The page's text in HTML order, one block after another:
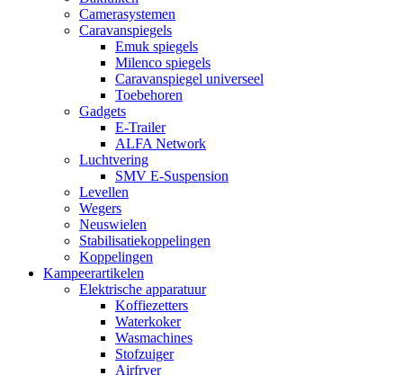
Camerasystemen
Caravanspiegels
Emuk spiegels
Milenco spiegels
Caravanspiegel universeel
Toebehoren
Gadgets
E-Trailer
ALFA Network
Luchtvering
SMV E-Suspension
Levellen
Wegers
Neuswielen
Stabilisatiekoppelingen
Koppelingen
Kampeerartikelen
Elektrische apparatuur
Koffiezetters
Waterkoker
Wasmachines
Stofzuiger
Airfryer